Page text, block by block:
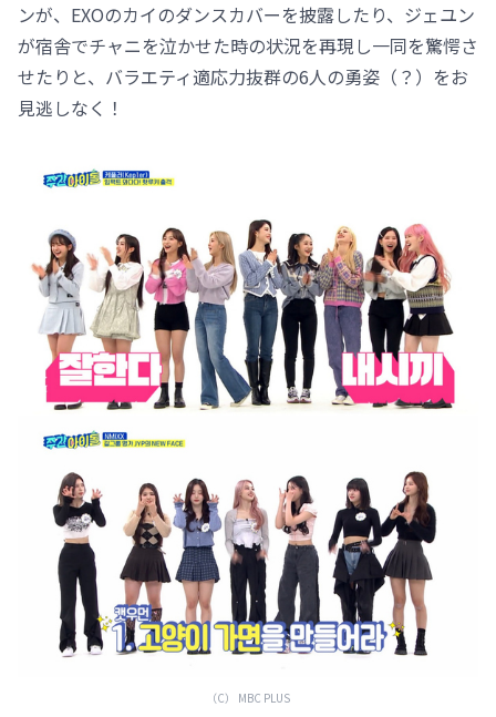
ンが、EXOのカイのダンスカバーを披露したり、ジェユン
が宿舎でチャニを泣かせた時の状況を再現し一同を驚愕さ
せたりと、バラエティ適応力抜群の6人の勇姿（？）をお
見逃しなく！
（C） MBC PLUS